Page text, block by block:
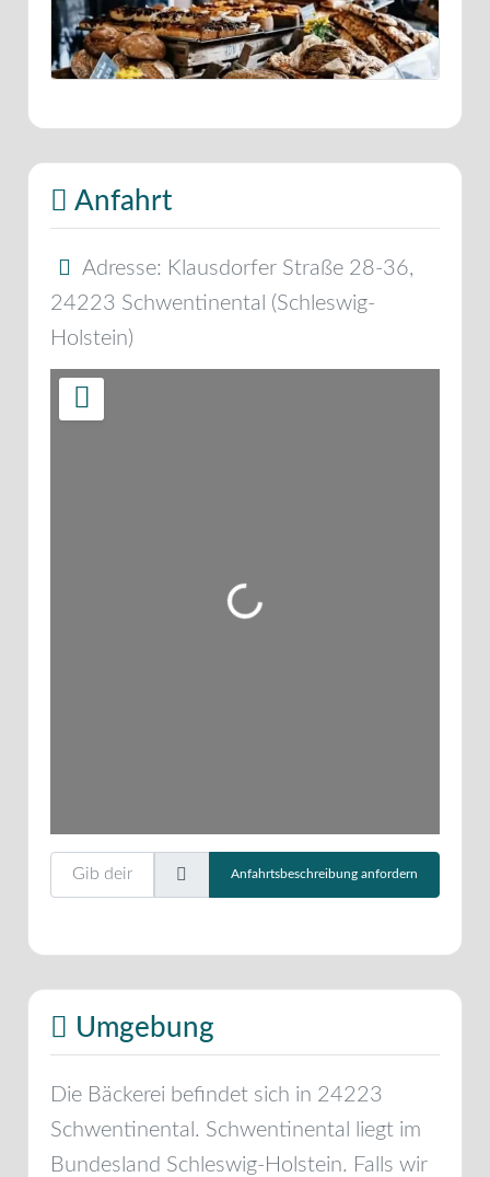
Anfahrt
Adresse: Klausdorfer Straße 28-36,
24223 Schwentinental (Schleswig-
Holstein)
Wird geladen …
Gib deinen Standort ein.
Anfahrtsbeschreibung anfordern
Umgebung
Die Bäckerei befindet sich in 24223
Schwentinental . Schwentinental
liegt im
Bundesland Schleswig-Holstein. Falls wir